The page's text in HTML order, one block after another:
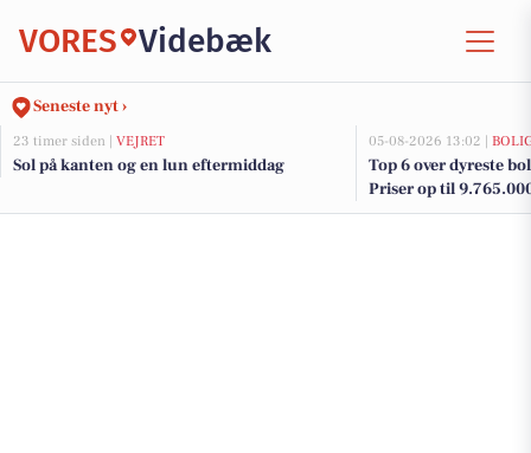
VORES Videbæk
Seneste nyt ›
23 timer siden | VEJRET
Sol på kanten og en lun eftermiddag
05-08-2026 13:02 |
Top 6 over dyreste
Priser op til